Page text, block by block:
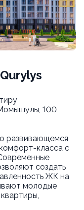
100
развивающемся
класса с
создать
ЖК на
молодые